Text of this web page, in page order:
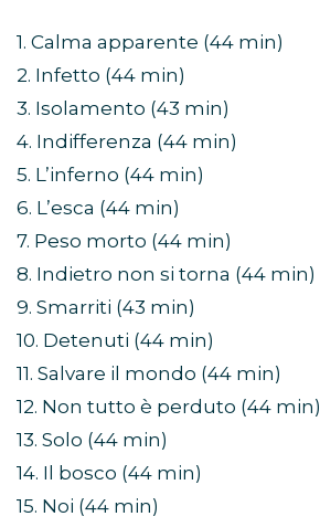
1. Calma apparente (44 min)
2. Infetto (44 min)
3. Isolamento (43 min)
4. Indifferenza (44 min)
5. L’inferno (44 min)
6. L’esca (44 min)
7. Peso morto (44 min)
8. Indietro non si torna (44 min)
9. Smarriti (43 min)
10. Detenuti (44 min)
11. Salvare il mondo (44 min)
12. Non tutto è perduto (44 min)
13. Solo (44 min)
14. Il bosco (44 min)
15. Noi (44 min)